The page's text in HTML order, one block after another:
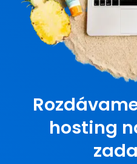
hosting